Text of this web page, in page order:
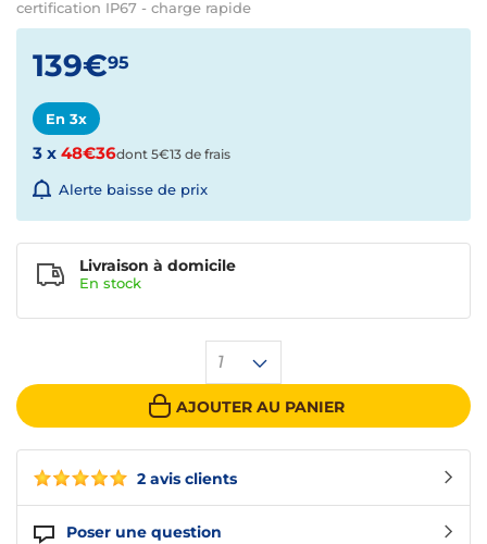
certification IP67 - charge rapide
2 avis clients
Poser une question
139€95
En 3x
3 x 48€36dont 5€13 de frais
Alerte baisse de prix
1
AJOUTER AU PANIER
Livraison à domicile
En stock